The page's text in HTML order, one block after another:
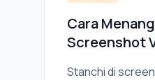
Cara
Screenshot
Stanchi di